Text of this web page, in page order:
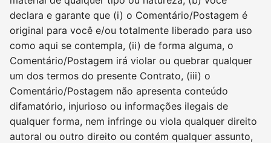
declara e garante que (i) o Comentário/Postagem é
original para você e/ou totalmente liberado para uso
como aqui se contempla, (ii) de forma alguma, o
Comentário/Postagem irá violar ou quebrar qualquer
um dos termos do presente Contrato, (iii) o
Comentário/Postagem não apresenta conteúdo
difamatório, injurioso ou informações ilegais de
qualquer forma, nem infringe ou viola qualquer direito
autoral ou outro direito ou contém qualquer assunto,